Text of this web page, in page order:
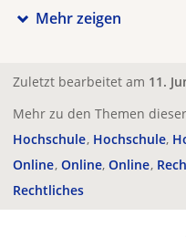
Mehr zeigen
Zuletzt bearbeitet am 11.
Mehr zu den Themen
Hochschule Hochschule
Online Online Online
Rechtliches